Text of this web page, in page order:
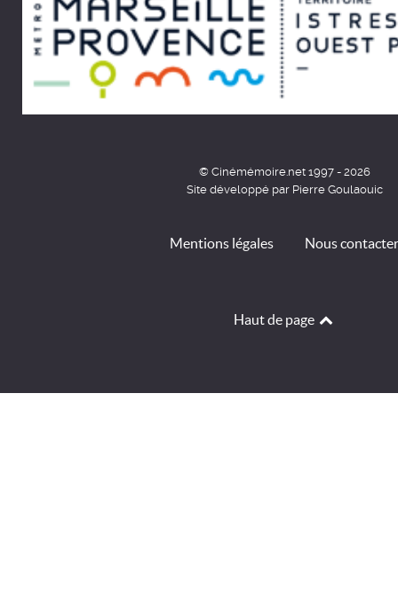
© Cinémémoire.net 1997 - 2026
Site développé par Pierre Goulaouic
Mentions légales Nous contacter
Haut de page